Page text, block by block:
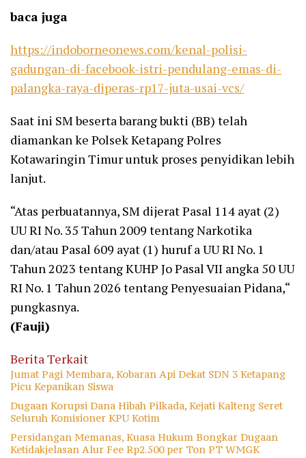
baca juga
https://indoborneonews.com/kenal-polisi-
gadungan-di-facebook-istri-pendulang-emas-di-
palangka-raya-diperas-rp17-juta-usai-vcs/
Saat ini SM beserta barang bukti (BB) telah
diamankan ke Polsek Ketapang Polres
Kotawaringin Timur untuk proses penyidikan lebih
lanjut.
“Atas perbuatannya, SM dijerat Pasal 114 ayat (2)
UU RI No. 35 Tahun 2009 tentang Narkotika
dan/atau Pasal 609 ayat (1) huruf a UU RI No. 1
Tahun 2023 tentang KUHP Jo Pasal VII angka 50 UU
RI No. 1 Tahun 2026 tentang Penyesuaian Pidana,“
pungkasnya.
(Fauji)
Berita Terkait
Jumat Pagi Membara, Kobaran Api Dekat SDN 3 Ketapang
Picu Kepanikan Siswa
Dugaan Korupsi Dana Hibah Pilkada, Kejati Kalteng Seret
Seluruh Komisioner KPU Kotim
Persidangan Memanas, Kuasa Hukum Bongkar Dugaan
Ketidakjelasan Alur Fee Rp2.500 per Ton PT WMGK